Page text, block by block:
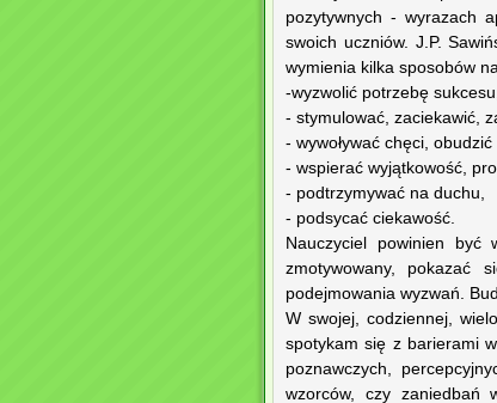
pozytywnych - wyrazach
swoich uczniów. J.P.
wymienia kilka sposobów
-wyzwolić potrzebę
- stymulować, zaciekawić,
- wywoływać chęci,
- wspierać wyjątkowość,
- podtrzymywać na duchu,
- podsycać ciekawość.
Nauczyciel powinien być
zmotywowany, pokazać
podejmowania wyzwań.
W swojej, codziennej,
spotykam się z barierami
poznawczych,
wzorców, czy zaniedbań